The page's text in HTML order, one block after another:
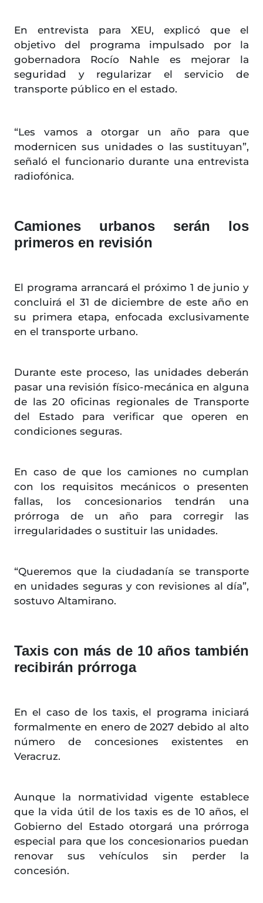
En entrevista para XEU, explicó que el
objetivo del programa impulsado por la
gobernadora Rocío Nahle es mejorar la
seguridad y regularizar el servicio de
transporte público en el estado.
“Les vamos a otorgar un año para que
modernicen sus unidades o las sustituyan”,
señaló el funcionario durante una entrevista
radiofónica.
Camiones urbanos serán los
primeros en revisión
El programa arrancará el próximo 1 de junio y
concluirá el 31 de diciembre de este año en
su primera etapa, enfocada exclusivamente
en el transporte urbano.
Durante este proceso, las unidades deberán
pasar una revisión físico-mecánica en alguna
de las 20 oficinas regionales de Transporte
del Estado para verificar que operen en
condiciones seguras.
En caso de que los camiones no cumplan
con los requisitos mecánicos o presenten
fallas, los concesionarios tendrán una
prórroga de un año para corregir las
irregularidades o sustituir las unidades.
“Queremos que la ciudadanía se transporte
en unidades seguras y con revisiones al día”,
sostuvo Altamirano.
Taxis con más de 10 años también
recibirán prórroga
En el caso de los taxis, el programa iniciará
formalmente en enero de 2027 debido al alto
número de concesiones existentes en
Veracruz.
Aunque la normatividad vigente establece
que la vida útil de los taxis es de 10 años, el
Gobierno del Estado otorgará una prórroga
especial para que los concesionarios puedan
renovar sus vehículos sin perder la
concesión.